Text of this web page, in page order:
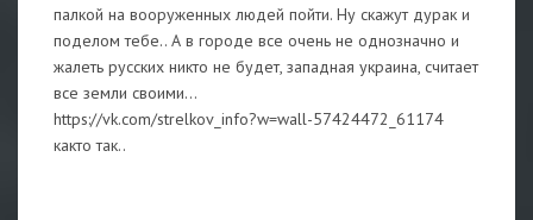
палкой на вооруженных людей пойти. Ну скажут дурак и
поделом тебе.. А в городе все очень не однозначно и
жалеть русских никто не будет, западная украина, считает
все земли своими...
https://vk.com/strelkov_info?w=wall-57424472_61174
както так..